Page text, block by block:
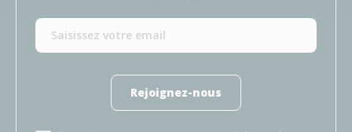
Rejoignez-nous